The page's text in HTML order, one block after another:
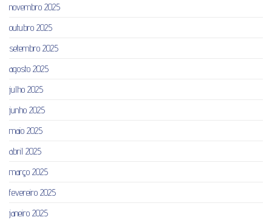
novembro 2025
outubro 2025
setembro 2025
agosto 2025
julho 2025
junho 2025
maio 2025
abril 2025
março 2025
fevereiro 2025
janeiro 2025